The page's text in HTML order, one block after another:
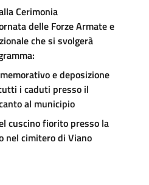
Cerimonia
delle Forze Armate e
che si svolgerà
e deposizione
i caduti presso il
al municipio
cuscino fiorito presso la
nel cimitero di Viano